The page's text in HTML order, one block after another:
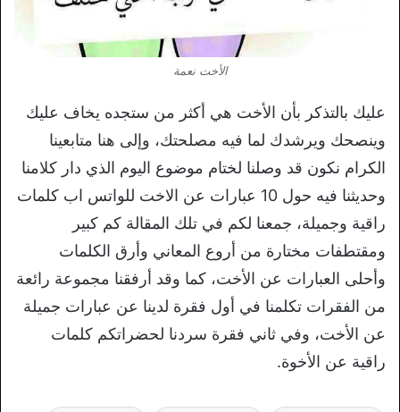
الأخت نعمة
عليك بالتذكر بأن الأخت هي أكثر من ستجده يخاف عليك
وينصحك ويرشدك لما فيه مصلحتك، وإلى هنا متابعينا
الكرام نكون قد وصلنا لختام موضوع اليوم الذي دار كلامنا
وحديثنا فيه حول 10 عبارات عن الاخت للواتس اب كلمات
راقية وجميلة، جمعنا لكم في تلك المقالة كم كبير
ومقتطفات مختارة من أروع المعاني وأرق الكلمات
وأحلى العبارات عن الأخت، كما وقد أرفقنا مجموعة رائعة
من الفقرات تكلمنا في أول فقرة لدينا عن عبارات جميلة
عن الأخت، وفي ثاني فقرة سردنا لحضراتكم كلمات
راقية عن الأخوة.